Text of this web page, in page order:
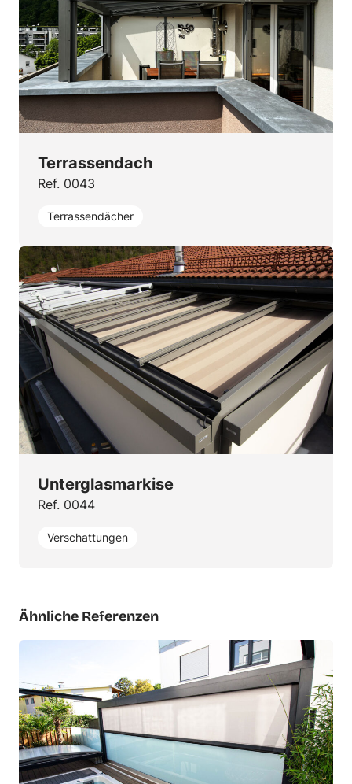
Terrassendach
Ref. 0043
Terrassendächer
Unterglasmarkise
Ref. 0044
Verschattungen
Ähnliche Referenzen